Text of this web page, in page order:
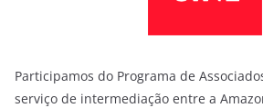
Participamos do Programa de
serviço de intermediação entre a